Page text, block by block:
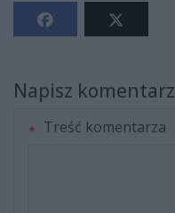
Napisz komentarz
Treść komentarza